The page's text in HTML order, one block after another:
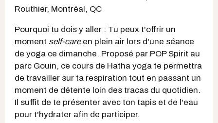
Routhier, Montréal, QC
Pourquoi tu dois y aller : Tu peux t'offrir un
moment self-careen plein air lors d'une séance
de yoga ce dimanche. Proposé par POP Spirit au
parc Gouin, ce cours de Hatha yoga te permettra
de travailler sur ta respiration tout en passant un
moment de détente loin des tracas du quotidien.
Il suffit de te présenter avec ton tapis et de l'eau
pour t'hydrater afin de participer.